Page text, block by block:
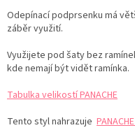
Odepínací podprsenku má
záběr využití.
Využijete pod šaty bez
kde nemají být vidět ramínka.
Tabulka velikostí PANACHE
Tento styl nahrazuje